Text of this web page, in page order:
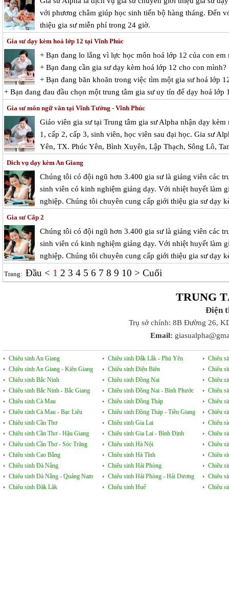
với phương châm giúp học sinh tiến bộ hàng tháng. Đến
thiệu gia sư miễn phí trong 24 giờ.
Gia sư dạy kèm hoá lớp 12 tại Vĩnh Phúc
+ Bạn đang lo lắng vì lực học môn hoá lớp 12 của con em
+ Bạn đang cần gia sư dạy kèm hoá lớp 12 cho con mình?
+ Bạn đang băn khoăn trong việc tìm một gia sư hoá lớp
+ Bạn đang đau đầu chọn một trung tâm gia sư uy tín để dạy hoá lớp
Gia sư môn ngữ văn tại Vĩnh Tường - Vĩnh Phúc
Giáo viên gia sư tại Trung tâm gia sư Alpha nhận dạy
1, cấp 2, cấp 3, sinh viên, học viên sau đại học. Gia sư
Yên, TX. Phúc Yên, Bình Xuyên, Lập Thạch, Sông Lô,
Dich vụ dạy kèm An Giang
Chúng tôi có đội ngũ hơn 3.400 gia sư là giảng viên các
sinh viên có kinh nghiệm giảng dạy. Với nhiệt huyết làm
nghiệp. Chúng tôi chuyên cung cấp giới thiệu gia sư dạy
Gia sư Cấp 2
Chúng tôi có đội ngũ hơn 3.400 gia sư là giảng viên các
sinh viên có kinh nghiệm giảng dạy. Với nhiệt huyết làm
nghiệp. Chúng tôi chuyên cung cấp giới thiệu gia sư dạy
Trang: Đầu < 1 2 3 4 5 6 7 8 9 10 > Cuối
TRUNG
Điện
Trụ sở chính: 8B Đường 26,
Email:
Chiêu sinh An Giang
Chiêu sinh An Giang - Kiên Giang
Chiêu sinh Bắc Ninh
Chiêu sinh Bắc Ninh - Bắc Giang
Chiêu sinh Cà Mau
Chiêu sinh Cà Mau - Bạc Liêu
Chiêu sinh Cần Thơ
Chiêu sinh Cần Thơ - Hậu Giang
Chiêu sinh Cần Thơ - Sóc Trăng
Chiêu sinh Cao Bằng
Chiêu sinh Đà Nẵng
Chiêu sinh Đà Nẵng - Quảng Nam
Chiêu sinh Đăk Lăk
Chiêu sinh Đắk Lắk - Phú Yên
Chiêu sinh Điện Biên
Chiêu sinh Đồng Nai
Chiêu sinh Đồng Nai - Bình Phước
Chiêu sinh Đồng Tháp
Chiêu sinh Đồng Tháp - Tiền Giang
Chiêu sinh Gia Lai
Chiêu sinh Gia Lai - Bình Định
Chiêu sinh Hà Nội
Chiêu sinh Hà Tĩnh
Chiêu sinh Hải Phòng
Chiêu sinh Hải Phòng - Hải Dương
Chiêu sinh Huế
Chiêu
Chiêu
Chiêu
Chiêu
Chiêu
Chiêu
Chiêu
Chiêu
Chiêu
Chiêu
Chiêu
Chiêu
Chiêu